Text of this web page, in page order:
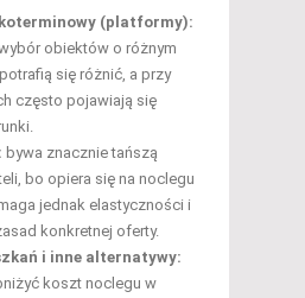
(platformy):
obiektów o różnym
się różnić, a przy
często pojawiają się
bywa znacznie tańszą
bo opiera się na noclegu
jednak elastyczności i
konkretnej oferty.
i inne alternatywy:
koszt noclegu w